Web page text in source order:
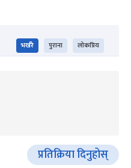
भर्खरै पुराना लोकप्रिय
प्रतिक्रिया दिनुहोस्